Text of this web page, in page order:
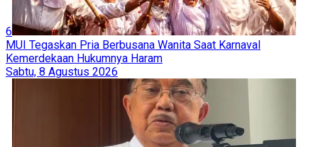
6
MUI Tegaskan Pria Berbusana Wanita Saat Karnaval
Kemerdekaan Hukumnya Haram
Sabtu, 8 Agustus 2026